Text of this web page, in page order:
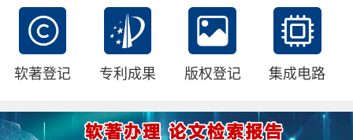
软著登记 专利成果 版权登记 集成电路